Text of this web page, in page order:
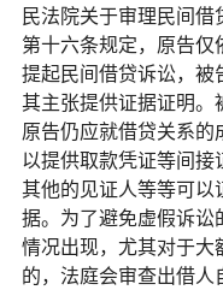
民法院关于审理民间借
第十六条规定，原告
提起民间借贷诉讼，被
其主张提供证据证明。
原告仍应就借贷关系
以提供取款凭证等间
其他的见证人等等可以
据。为了避免虚假诉讼
情况出现，尤其对于大
的，法庭会审查出借